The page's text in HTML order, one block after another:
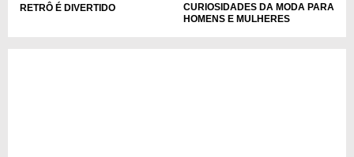
RETRÔ É DIVERTIDO
CURIOSIDADES DA MODA PARA
HOMENS E MULHERES